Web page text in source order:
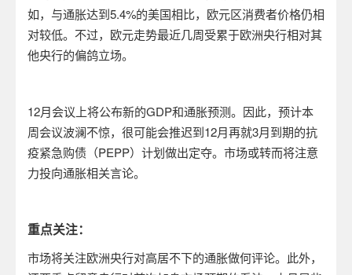
如，与通胀达到5.4%的美国相比，欧元区消费者价格仍相
对较低。不过，欧元走势最近几周受累于欧洲央行相对其
他央行的偏鸽立场。
12月会议上将公布新的GDP和通胀预测。因此，预计本
周会议波澜不惊，很可能会推迟到12月再就3月到期的抗
疫紧急购债（PEPP）计划做出定夺。市场或转而将注意
力投向通胀相关言论。
重点关注：
市场将关注欧洲央行对高居不下的通胀做何评论。此外，